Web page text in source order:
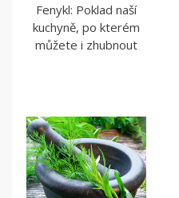
Fenykl: Poklad naší
kuchyně, po kterém
můžete i zhubnout